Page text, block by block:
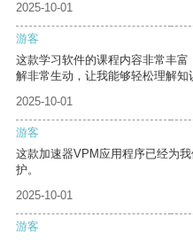
2025-10-01
游客
这款学习软件的课程内容非常丰
解非常生动，让我能够轻松理解知
2025-10-01
游客
这款加速器VPM应用程序已经为
护。
2025-10-01
游客